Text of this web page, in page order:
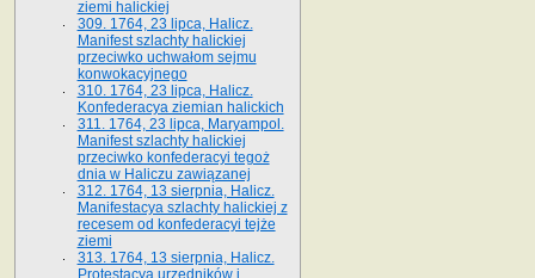
ziemi halickiej
309. 1764, 23 lipca, Halicz.
Manifest szlachty halickiej
przeciwko uchwałom sejmu
konwokacyjnego
310. 1764, 23 lipca, Halicz.
Konfederacya ziemian halickich
311. 1764, 23 lipca, Maryampol.
Manifest szlachty halickiej
przeciwko konfederacyi tegoż
dnia w Haliczu zawiązanej
312. 1764, 13 sierpnia, Halicz.
Manifestacya szlachty halickiej z
recesem od konfederacyi tejże
ziemi
313. 1764, 13 sierpnia, Halicz.
Protestacya urzędników i